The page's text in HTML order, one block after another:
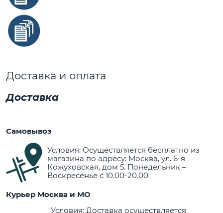
Доставка и оплата
Доставка
Самовывоз
Условия: Осуществляется бесплатно из
магазина по адресу: Москва, ул. 6-я
Кожуховская, дом 5. Понедельник –
Воскресенье с 10.00-20.00
Курьер Москва и МО
Условия: Доставка осуществляется